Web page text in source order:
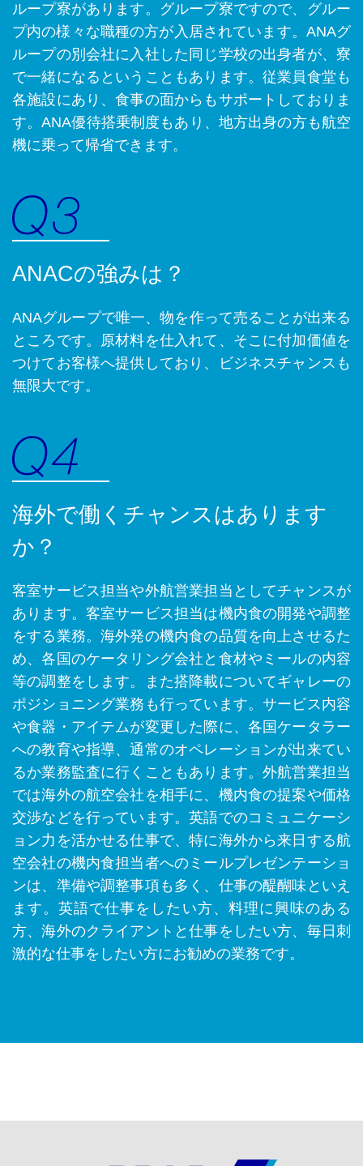
ループ寮があります。グループ寮ですので、グルー
プ内の様々な職種の方が入居されています。ANAグ
ループの別会社に入社した同じ学校の出身者が、寮
で一緒になるということもあります。従業員食堂も
各施設にあり、食事の面からもサポートしておりま
す。ANA優待搭乗制度もあり、地方出身の方も航空
機に乗って帰省できます。
ANACの強みは？
ANAグループで唯一、物を作って売ることが出来る
ところです。原材料を仕入れて、 そこに付加価値を
つけてお客様へ提供しており、ビジネスチャンスも
無限大です。
海外で働くチャンスはあります
か？
客室サービス担当や外航営業担当としてチャンスが
あります。客室サービス担当は機内食の開発や調整
をする業務。海外発の機内食の品質を向上させるた
め、各国のケータリング会社と食材やミールの内容
等の調整をします。また搭降載についてギャレーの
ポジショニング業務も行っています。サービス内容
や食器・アイテムが変更した際に、各国ケータラー
への教育や指導、通常のオペレーションが出来てい
るか業務監査に行くこともあります。外航営業担当
では海外の航空会社を相手に、機内食の提案や価格
交渉などを行っています。英語でのコミュニケーシ
ョン力を活かせる仕事で、特に海外から来日する航
空会社の機内食担当者へのミールプレゼンテーショ
ンは、準備や調整事項も多く、仕事の醍醐味といえ
ます。英語で仕事をしたい方、料理に興味のある
方、海外のクライアントと仕事をしたい方、毎日刺
激的な仕事をしたい方にお勧めの業務です。